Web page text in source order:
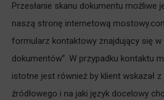
Przesłanie skanu dokumentu możliwe
naszą stronę internetową
formularz kontaktowy znajdujący się w
dokumentów”. W przypadku kontaktu
istotne jest również by klient wskazał z
źródłowego i na jaki język docelowy